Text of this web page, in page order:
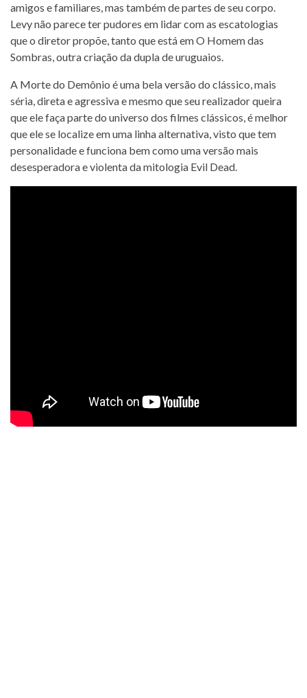
amigos e familiares, mas também de partes de seu corpo.
Levy não parece ter pudores em lidar com as escatologias
que o diretor propõe, tanto que está em O Homem das
Sombras, outra criação da dupla de uruguaios.
A Morte do Demônio é uma bela versão do clássico, mais
séria, direta e agressiva e mesmo que seu realizador queira
que ele faça parte do universo dos filmes clássicos, é melhor
que ele se localize em uma linha alternativa, visto que tem
personalidade e funciona bem como uma versão mais
desesperadora e violenta da mitologia Evil Dead.